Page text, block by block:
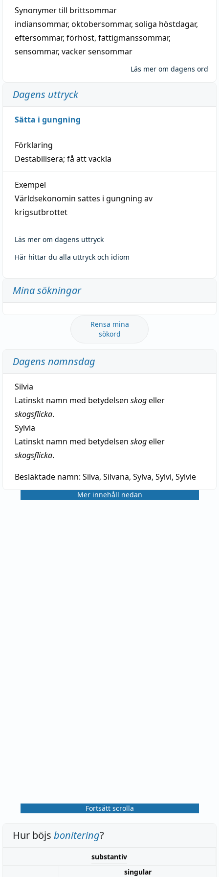
Synonymer till brittsommar
indiansommar, oktobersommar, soliga höstdagar,
eftersommar, förhöst, fattigmanssommar,
sensommar, vacker sensommar
Läs mer om dagens ord
Dagens uttryck
Sätta i gungning
Förklaring
Destabilisera; få att vackla
Exempel
Världsekonomin sattes i gungning av
krigsutbrottet
Läs mer om dagens uttryck
Här hittar du alla uttryck och idiom
Mina sökningar
Rensa mina
sökord
Dagens namnsdag
Silvia
Latinskt namn med betydelsen skogeller
skogsflicka.
Sylvia
Latinskt namn med betydelsen skogeller
skogsflicka.
Besläktade namn: Silva, Silvana, Sylva, Sylvi, Sylvie
Mer innehåll nedan
Fortsätt scrolla
Hur böjs bonitering?
substantiv
singular